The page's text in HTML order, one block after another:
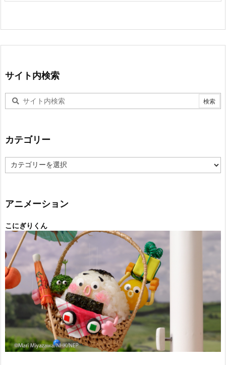
サイト内検索
カテゴリー
テ
ー
アニメーション
こにぎりくん